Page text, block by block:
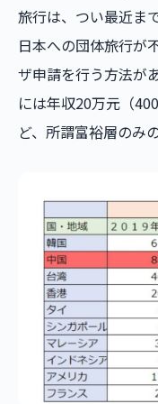
旅行は、つい最近ま
日本への団体旅行が
ザ申請を行う方法が
には年収20万元（
ど、所謂富裕層のみ